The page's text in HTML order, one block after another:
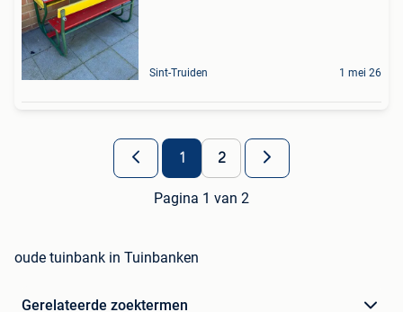
Sint-Truiden 1 mei 26
1 2
Pagina 1 van 2
oude tuinbank in Tuinbanken
Gerelateerde zoektermen